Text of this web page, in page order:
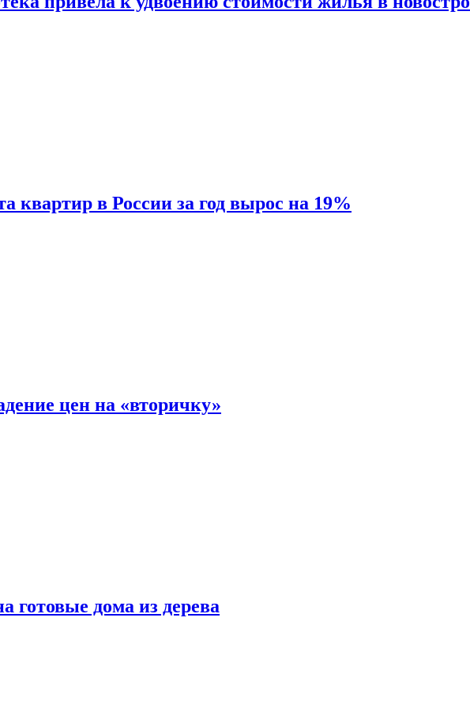
квартир в России за год вырос на 19%
цен на «вторичку»
готовые дома из дерева